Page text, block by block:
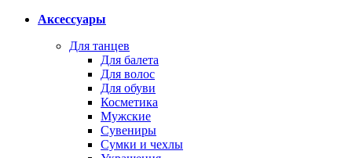
Аксессуары
Для танцев
Для балета
Для волос
Для обуви
Косметика
Мужские
Сувениры
Сумки и чехлы